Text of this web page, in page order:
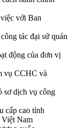
với Ban
tác đại sứ quán
động của đơn vị
vụ CCHC và
sơ dịch vụ công
cấp cao tỉnh
Việt Nam